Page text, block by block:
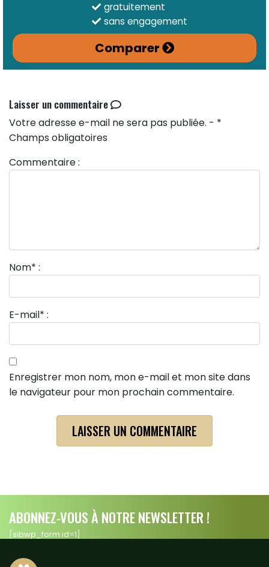
gratuitement
sans engagement
Comparer
Laisser un commentaire
Votre adresse e-mail ne sera pas publiée. - *
Champs obligatoires
Commentaire :
Nom* :
E-mail* :
Enregistrer mon nom, mon e-mail et mon site dans
le navigateur pour mon prochain commentaire.
ABONNEZ-VOUS À NOTRE NEWSLETTER !
[sibwp_form id=1]